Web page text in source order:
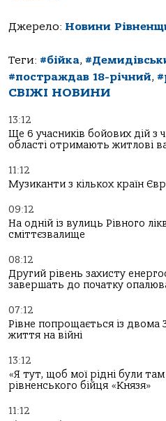
Джерело: Новини
Теги: #бійка,
#постраждав 18-річний,
СВІЖІ НОВИНИ
13:12
Ще 6 учасників бойових дій з
області отримають житлові
11:12
Музиканти з кількох країн
09:12
На одній із вулиць Рівного
сміттєзвалище
08:12
Другий рівень захисту
завершать до початку
07:12
Рівне попрощається із двома
життя на війні
13:12
«Я тут, щоб мої рідні були там
рівненського бійця «Князя»
11:12